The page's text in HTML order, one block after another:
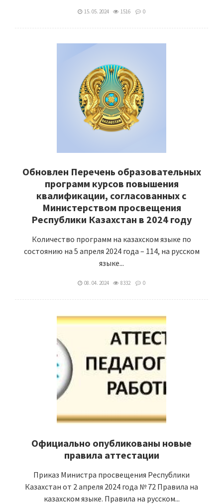
15. 05. 2024 1516 0
Обновлен Перечень образовательных
программ курсов повышения
квалификации, согласованных с
Министерством просвещения
Республики Казахстан в 2024 году
Количество программ на казахском языке по
состоянию на 5 апреля 2024 года – 114, на русском
языке...
08. 04. 2024 8332 0
Официально опубликованы новые
правила аттестации
Приказ Министра просвещения Республики
Казахстан от 2 апреля 2024 года № 72 Правила на
казахском языке. Правила на русском...